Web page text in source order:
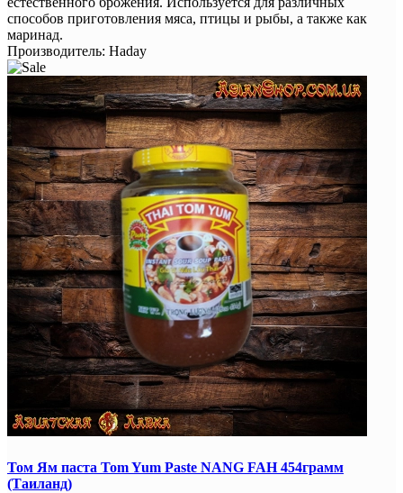
способов приготовления мяса, птицы и рыбы, а также как
маринад.
Производитель: Haday
Том Ям паста Tom Yum Paste NANG FAH 454грамм
(Таиланд)